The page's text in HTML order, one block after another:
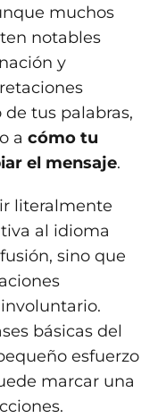
muchos
notables
y
tus palabras,
a cómo tu
el mensaje.
literalmente
al idioma
sino que
básicas del
esfuerzo
marcar una